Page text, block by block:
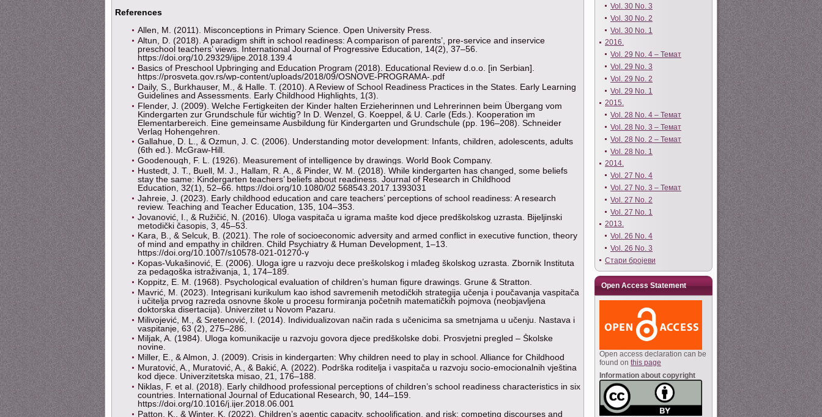
References
Allen, M. (2011). Misconceptions in Primary Science. Open University Press.
Altun, D. (2018). A paradigm shift in school readiness: A comparison of parents’, pre-service and inservice
preschool teachers’ views. International Journal of Progressive Education, 14(2), 37–56.
https://doi.org/10.29329/ijpe.2018.139.4
Basics of Preschool Upbringing and Education Program (2018). Educational Review d.o.o. [in Serbian].
https://prosveta.gov.rs/wp-content/uploads/2018/09/OSNOVE-PROGRAMA-.pdf
Daily, S., Burkhauser, M., & Halle. T. (2010). A Review of School Readiness Practices in the States. Early Learning
Guidelines and Assessments. Early Childhood Highlights, 1(3).
Flender, J. (2009). Welche Fertigkeiten der Kinder halten Erzieherinnen und Lehrerinnen beim Übergang vom
Kindergarten zur Grundschule für wichtig? In D. Wenzel, G. Koeppel, & U. Carle (Eds.). Kooperation im
Elementarbereich. Eine gemeinsame Ausbildung für Kindergarten und Grundschule (pp. 196–208). Schneider
Verlag Hohengehren.
Gallahue, D. L., & Ozmun, J. C. (2006). Understanding motor development: Infants, children, adolescents, adults
(6th ed.). McGraw-Hill.
Goodenough, F. L. (1926). Measurement of intelligence by drawings. World Book Company.
Hustedt, J. T., Buell, M. J., Hallam, R. A., & Pinder, W. M. (2018). While kindergarten has changed, some beliefs
stay the same: Kindergarten teachers’ beliefs about readiness. Journal of Research in Childhood
Education, 32(1), 52–66. https://doi.org/10.1080/02 568543.2017.1393031
Jahreie, J. (2023). Early childhood education and care teachers’ perceptions of school readiness: A research
review. Teaching and Teacher Education, 135, 104–353.
Jovanović, I., & Ružičić, N. (2016). Uloga vaspitača u igrama mašte kod djece predškolskog uzrasta. Bijeljinski
metodički časopis, 3, 45–53.
Kara, B., & Selcuk, B. (2021). The role of socioeconomic adversity and armed conflict in executive function, theory
of mind and empathy in children. Child Psychiatry & Human Development, 1–13.
https://doi.org/10.1007/s10578-021-01270-y
Kopas-Vukašinović, E. (2006). Uloga igre u razvoju dece preškolskog i mlađeg školskog uzrasta. Zbornik Instituta
za pedagoška istraživanja, 1, 174–189.
Koppitz, E. M. (1968). Psychological evaluation of children’s human figure drawings. Grune & Stratton.
Mavrić, M. (2023). Integrisani kurikulum kao ishod savremenih metodičkih strategija učenja i poučavanja vaspitača
i učitelja prvog razreda osnovne škole u procesu formiranja početnih matematičkih pojmova (neobjavljena
doktorska disertacija). Univerzitet u Novom Pazaru.
Milivojević, M., & Sretenović, I. (2014). Individualizovan način rada s učenicima sa smetnjama u učenju. Nastava i
vaspitanje, 63 (2), 275–286.
Miljak, A. (1984). Uloga komunikacije u razvoju govora djece predškolske dobi. Prosvjetni pregled – Školske
novine.
Miller, E., & Almon, J. (2009). Crisis in kindergarten: Why children need to play in school. Alliance for Childhood
Muratović, A., Muratović, A., & Bakić, A. (2022). Podrška roditelja i vaspitača u razvoju socio-emocionalnih vještina
kod djece. Univerzitetska misao, 21, 176–188.
Niklas, F. et al. (2018). Early childhood professional perceptions of children’s school readiness characteristics in six
countries. International Journal of Educational Research, 90, 144–159.
https://doi.org/10.1016/j.ijer.2018.06.001
Patton, K., & Winter, K. (2022). Children’s agentic capacity, schoolification, and risk: competing discourses and
Vol. 30 No. 3
Vol. 30 No. 2
Vol. 30 No. 1
2016.
Vol. 29 No. 4 – Темат
Vol. 29 No. 3
Vol. 29 No. 2
Vol. 29 No. 1
2015.
Vol. 28 No. 4 – Темат
Vol. 28 No. 3 – Темат
Vol. 28 No. 2 – Темат
Vol. 28 No. 1
2014.
Vol. 27 No. 4
Vol. 27 No. 3 – Темат
Vol. 27 No. 2
Vol. 27 No. 1
2013.
Vol. 26 No. 4
Vol. 26 No. 3
Стари бројеви
Open Access Statement
Open access declaration can be
found on this page
Information about copyright